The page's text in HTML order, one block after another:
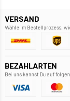
VERSAND
Wähle im Bestellprozess,
BEZAHLARTEN
Bei uns kannst Du auf